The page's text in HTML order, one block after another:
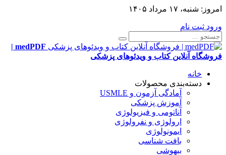
امروز: شنبه، ۱۷ مرداد ۱۴۰۵
ورود ثبت نام
medPDF |
فروشگاه آنلاین کتاب و ویدئوهای پزشکی
خانه
دسته‌بندی محصولات
آمادگی آزمون و USMLE
آموزش پزشکی
آناتومی و فیزیولوژی
ارولوژی و نفرولوژی
ایمونولوژی
بافت شناسی
بیهوشی